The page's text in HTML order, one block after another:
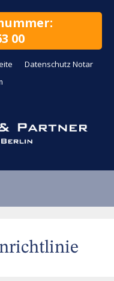
00
Datenschutz Notar